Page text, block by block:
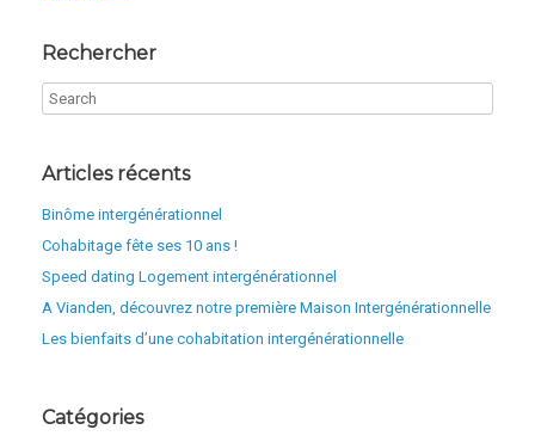
Rechercher
Articles récents
Binôme intergénérationnel
Cohabitage fête ses 10 ans !
Speed dating Logement intergénérationnel
A Vianden, découvrez notre première Maison Intergénérationnelle
Les bienfaits d’une cohabitation intergénérationnelle
Catégories